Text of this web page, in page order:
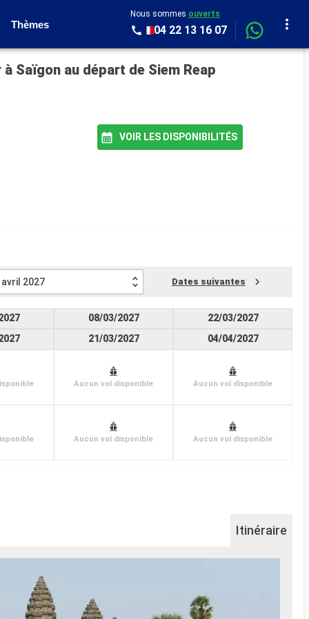
Thèmes
Nous sommes ouverts
04 22 13 16 07
Saïgon au départ de Siem Reap
VOIR LES DISPONIBILITÉS
avril 2027 Dates suivantes
08/03/2027
21/03/2027
Aucun vol disponible
Aucun vol disponible
22/03/2027
04/04/2027
Aucun vol disponible
Aucun vol disponible
Itinéraire